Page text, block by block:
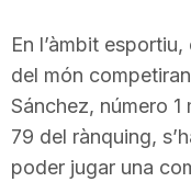
En l’àmbit
del món
Sánchez, número 1
79 del rànquing,
poder jugar una